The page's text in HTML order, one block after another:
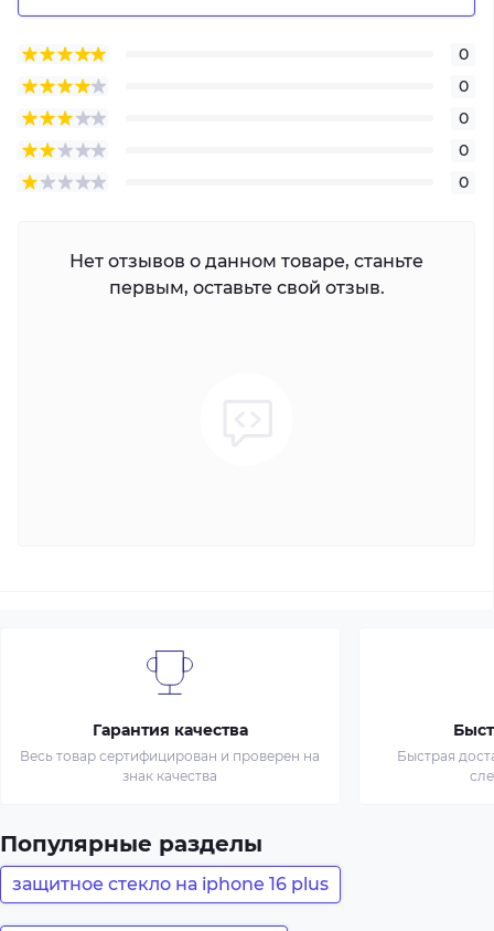
0
0
0
0
0
Нет отзывов о данном товаре, станьте
первым, оставьте свой отзыв.
Гарантия качества
Весь товар сертифицирован и проверен на
знак качества
Быстрая
Популярные разделы
защитное стекло на iphone 16 plus